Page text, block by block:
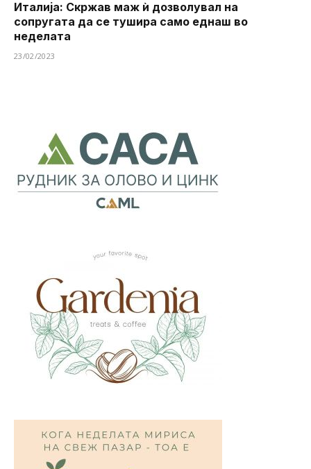
Италија: Скржав маж ѝ дозволувал на
сопругата да се тушира ​​само еднаш во
неделата
23/02/2023